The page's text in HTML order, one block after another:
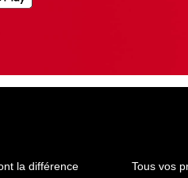
la différence Tous vos